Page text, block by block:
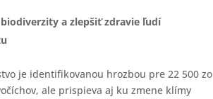
a zlepšiť zdravie ľudí
je identifikovanou hrozbou pre 22 500 zo
ale prispieva aj ku zmene klímy